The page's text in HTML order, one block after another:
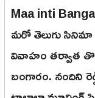
Maa inti
మరో తెలుగు
వివాహం తర్వాత
బంగారం. నందిని